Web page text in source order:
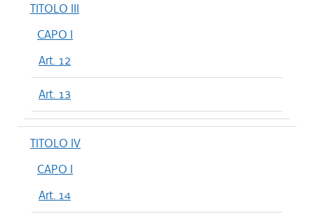
TITOLO III
CAPO I
Art. 12
Art. 13
TITOLO IV
CAPO I
Art. 14